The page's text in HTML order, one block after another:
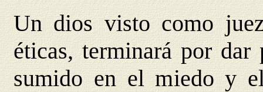
Un dios visto como
éticas, terminará por
sumido en el miedo y